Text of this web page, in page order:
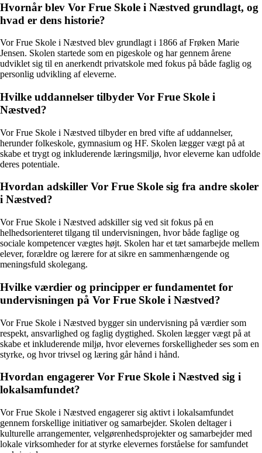
Hvornår blev Vor Frue Skole i Næstved grundlagt, og
hvad er dens historie?
Vor Frue Skole i Næstved blev grundlagt i 1866 af Frøken Marie
Jensen. Skolen startede som en pigeskole og har gennem årene
udviklet sig til en anerkendt privatskole med fokus på både faglig og
personlig udvikling af eleverne.
Hvilke uddannelser tilbyder Vor Frue Skole i
Næstved?
Vor Frue Skole i Næstved tilbyder en bred vifte af uddannelser,
herunder folkeskole, gymnasium og HF. Skolen lægger vægt på at
skabe et trygt og inkluderende læringsmiljø, hvor eleverne kan udfolde
deres potentiale.
Hvordan adskiller Vor Frue Skole sig fra andre skoler
i Næstved?
Vor Frue Skole i Næstved adskiller sig ved sit fokus på en
helhedsorienteret tilgang til undervisningen, hvor både faglige og
sociale kompetencer vægtes højt. Skolen har et tæt samarbejde mellem
elever, forældre og lærere for at sikre en sammenhængende og
meningsfuld skolegang.
Hvilke værdier og principper er fundamentet for
undervisningen på Vor Frue Skole i Næstved?
Vor Frue Skole i Næstved bygger sin undervisning på værdier som
respekt, ansvarlighed og faglig dygtighed. Skolen lægger vægt på at
skabe et inkluderende miljø, hvor elevernes forskelligheder ses som en
styrke, og hvor trivsel og læring går hånd i hånd.
Hvordan engagerer Vor Frue Skole i Næstved sig i
lokalsamfundet?
Vor Frue Skole i Næstved engagerer sig aktivt i lokalsamfundet
gennem forskellige initiativer og samarbejder. Skolen deltager i
kulturelle arrangementer, velgørenhedsprojekter og samarbejder med
lokale virksomheder for at styrke elevernes forståelse for samfundet